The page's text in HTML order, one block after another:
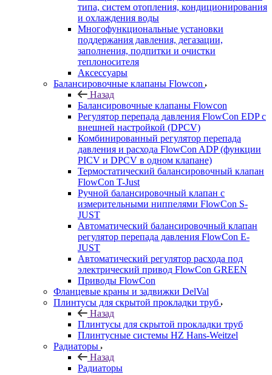
типа, систем отопления, кондиционирования
и охлаждения воды
Многофункциональные установки
поддержания давления, дегазации,
заполнения, подпитки и очистки
теплоносителя
Аксессуары
Балансировочные клапаны Flowcon
Назад
Балансировочные клапаны Flowcon
Регулятор перепада давления FlowСon EDP с
внешней настройкой (DPCV)
Комбинированный регулятор перепада
давления и расхода FlowСon ADP (функции
PICV и DPCV в одном клапане)
Термостатический балансировочный клапан
FlowСon T-Just
Ручной балансировочный клапан с
измерительными ниппелями FlowСon S-
JUST
Автоматический балансировочный клапан
регулятор перепада давления FlowСon E-
JUST
Автоматический регулятор расхода под
электрический привод FlowСon GREEN
Приводы FlowCon
Фланцевые краны и задвижки DelVal
Плинтусы для скрытой прокладки труб
Назад
Плинтусы для скрытой прокладки труб
Плинтусные системы HZ Hans-Weitzel
Радиаторы
Назад
Радиаторы